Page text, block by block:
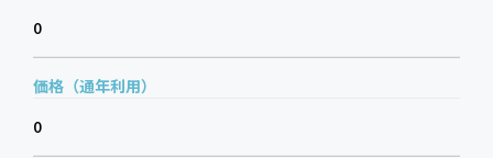
0
価格（通年利用）
0